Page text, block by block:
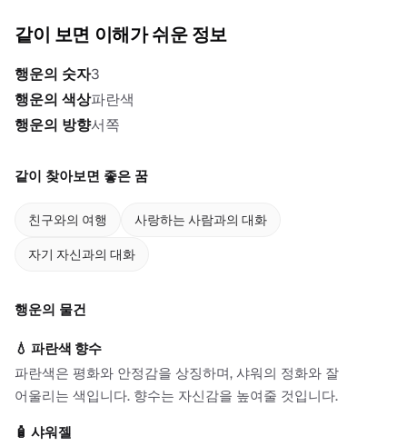
같이 보면 이해가 쉬운 정보
행운의 숫자3
행운의 색상파란색
행운의 방향서쪽
같이 찾아보면 좋은 꿈
친구와의 여행 사랑하는 사람과의 대화
자기 자신과의 대화
행운의 물건
💧 파란색 향수
파란색은 평화와 안정감을 상징하며, 샤워의 정화와 잘
어울리는 색입니다. 향수는 자신감을 높여줄 것입니다.
🧴 샤워젤